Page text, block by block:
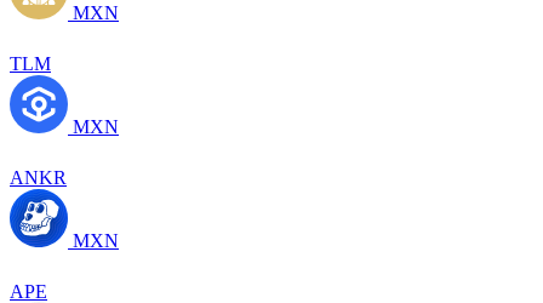
MXN
TLM
MXN
ANKR
MXN
APE